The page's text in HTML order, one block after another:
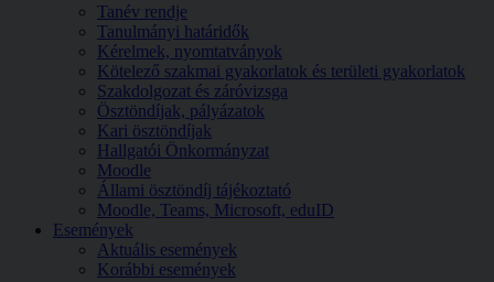
Tanév rendje
Tanulmányi határidők
Kérelmek, nyomtatványok
Kötelező szakmai gyakorlatok és területi gyakorlatok
Szakdolgozat és záróvizsga
Ösztöndíjak, pályázatok
Kari ösztöndíjak
Hallgatói Önkormányzat
Moodle
Állami ösztöndíj tájékoztató
Moodle, Teams, Microsoft, eduID
Események
Aktuális események
Korábbi események